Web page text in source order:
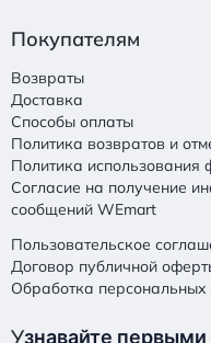
Покупателям
Возвраты
Доставка
Способы оплаты
Политика возвратов и
Политика использования
Согласие на получение
сообщений WEmart
Пользовательское
Договор публичной
Обработка
Узнавайте первыми